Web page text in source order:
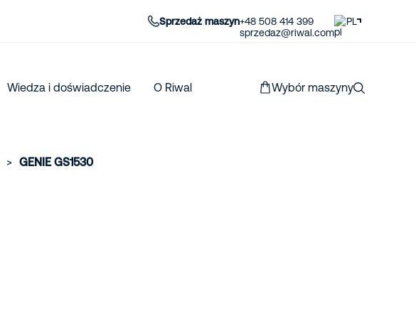
Sprzedaż maszyn+48 508 414 399
sprzedaz@riwal.com
PL
Wiedza i doświadczenie O Riwal Wybór maszyny
> GENIE GS1530